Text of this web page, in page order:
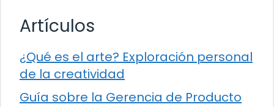
Artículos
¿Qué es el arte? Exploración personal
de la creatividad
Guía sobre la Gerencia de Producto